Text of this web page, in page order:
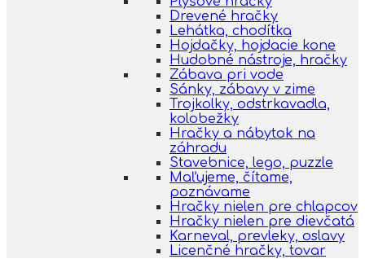
Drevené hračky
Lehátka, chodítka
Hojdačky, hojdacie kone
Hudobné nástroje, hračky
Zábava pri vode
Sánky, zábavy v zime
Trojkolky, odstrkavadla,
kolobežky
Hračky a nábytok na
záhradu
Stavebnice, lego, puzzle
Maľujeme, čítame,
poznávame
Hračky nielen pre chlapcov
Hračky nielen pre dievčatá
Karneval, prevleky, oslavy
Licenčné hračky, tovar